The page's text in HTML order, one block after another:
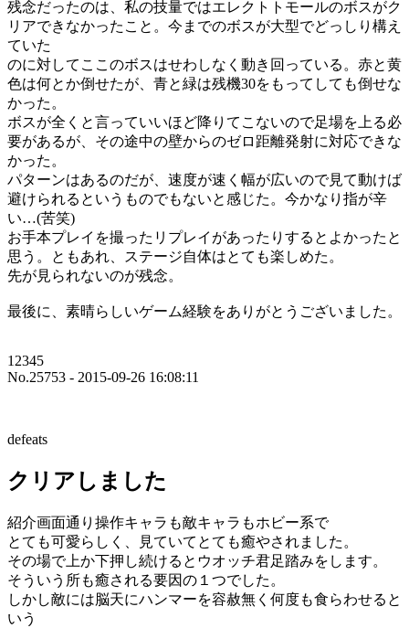
残念だったのは、私の技量ではエレクトトモールのボスがク
リアできなかったこと。今までのボスが大型でどっしり構え
ていた
のに対してここのボスはせわしなく動き回っている。赤と黄
色は何とか倒せたが、青と緑は残機30をもってしても倒せな
かった。
ボスが全くと言っていいほど降りてこないので足場を上る必
要があるが、その途中の壁からのゼロ距離発射に対応できな
かった。
パターンはあるのだが、速度が速く幅が広いので見て動けば
避けられるというものでもないと感じた。今かなり指が辛
い…(苦笑)
お手本プレイを撮ったリプレイがあったりするとよかったと
思う。ともあれ、ステージ自体はとても楽しめた。
先が見られないのが残念。
最後に、素晴らしいゲーム経験をありがとうございました。
12345
No.25753 - 2015-09-26 16:08:11
defeats
クリアしました
紹介画面通り操作キャラも敵キャラもホビー系で
とても可愛らしく、見ていてとても癒やされました。
その場で上か下押し続けるとウオッチ君足踏みをします。
そういう所も癒される要因の１つでした。
しかし敵には脳天にハンマーを容赦無く何度も食らわせると
いう